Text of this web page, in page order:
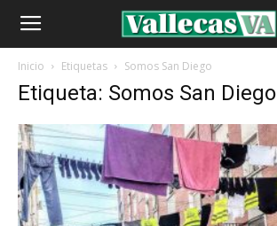
Inicio Etiquetas Somos San Diego
Etiqueta: Somos San Diego